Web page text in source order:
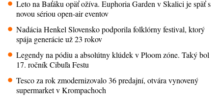
Leto na Baťáku opäť ožíva. Euphoria Garden v Skalici je späť s
novou sériou open-air eventov
Nadácia Henkel Slovensko podporila folklórny festival, ktorý
spája generácie už 23 rokov
Legendy na pódiu a absolútny klúdek v Ploom zóne. Taký bol
17. ročník Cibuľa Festu
Tesco za rok zmodernizovalo 36 predajní, otvára vynovený
supermarket v Krompachoch